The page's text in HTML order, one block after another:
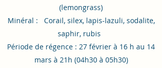
(lemongrass)
Minéral : Corail, silex, lapis-lazuli, sodalite,
saphir, rubis
Période de régence : 27 février à 16 h au 14
mars à 21h (04h30 à 05h30)